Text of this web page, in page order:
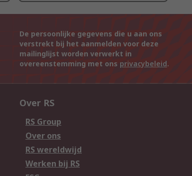
De persoonlijke gegevens die u aan ons
verstrekt bij het aanmelden voor deze
mailinglijst worden verwerkt in
overeenstemming met ons privacybeleid.
Over RS
RS Group
Over ons
RS wereldwijd
Werken bij RS